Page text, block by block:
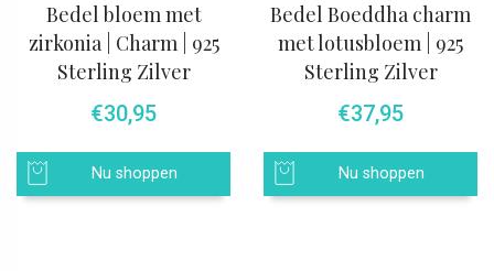
Bedel bloem met
zirkonia | Charm | 925
Sterling Zilver
€30,95
Nu shoppen
Bedel Boeddha charm
met lotusbloem | 925
Sterling Zilver
€37,95
Nu shoppen